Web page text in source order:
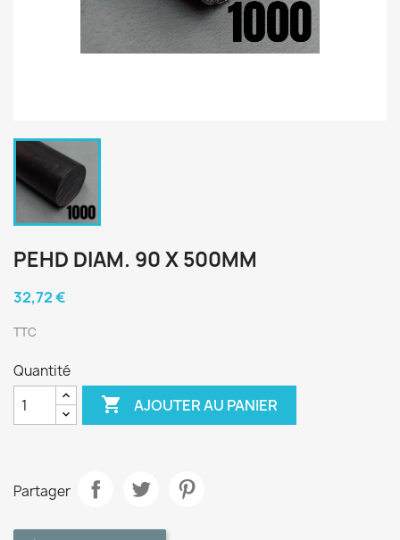
PEHD DIAM. 90 X 500MM
32,72 €
TTC
Quantité
 AJOUTER AU PANIER
Partager